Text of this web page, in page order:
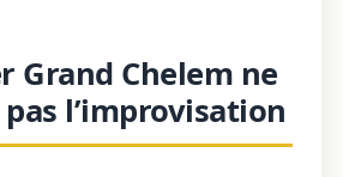
Grand Chelem ne
l’improvisation